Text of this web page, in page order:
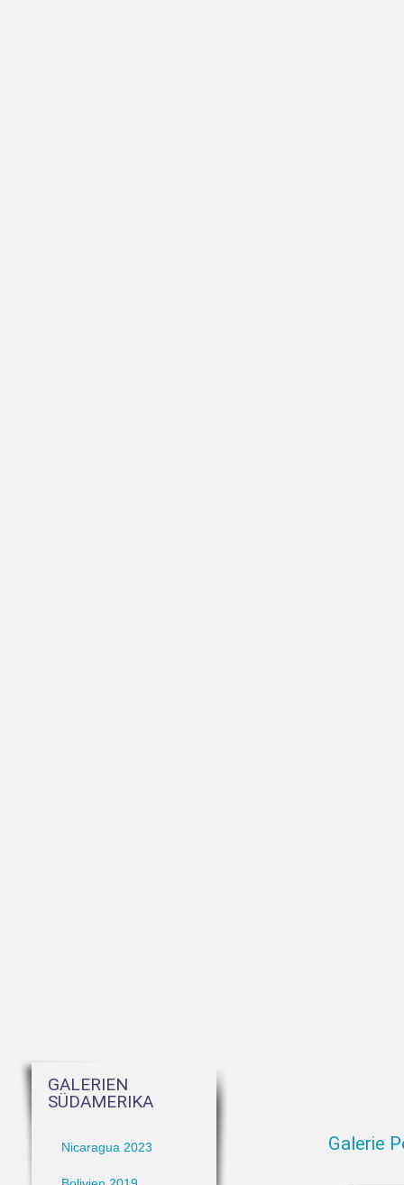
Galerie
GALERIEN
SÜDAMERIKA
Nicaragua 2023